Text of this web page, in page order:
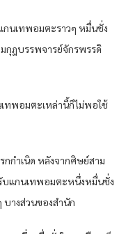
กนเทพอมตะราวๆ หมื่นชั่ง
กุฎบรรพจารย์จักรพรรดิ
ทพอมตะเหล่านี้ก็ไม่พอใช้
กำเนิด หลังจากศิษย์สาม
บแกนเทพอมตะหนึ่งหมื่นชั่ง
บางส่วนของสำนัก